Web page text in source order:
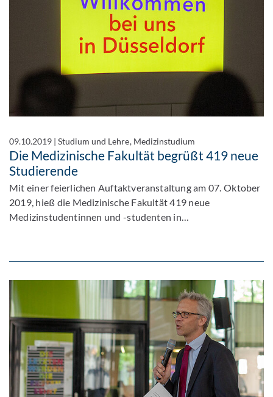
09.10.2019 |Studium und Lehre, Medizinstudium
Die Medizinische Fakultät begrüßt 419 neue
Studierende
Mit einer feierlichen Auftaktveranstaltung am 07. Oktober
2019, hieß die Medizinische Fakultät 419 neue
Medizinstudentinnen und -studenten in…